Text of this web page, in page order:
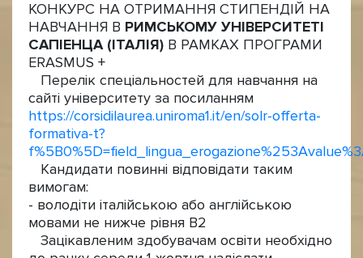
КОНКУРС НА ОТРИМАННЯ СТИПЕНДІЙ НА
НАВЧАННЯ В РИМСЬКОМУ УНІВЕРСИТЕТІ
САПІЕНЦА (ІТАЛІЯ) В РАМКАХ ПРОГРАМИ
ERASMUS +
Перелік спеціальностей для навчання на
сайті університету за посиланням
https://corsidilaurea.uniroma1.it/en/solr-offerta-
formativa-t?
Кандидати повинні відповідати таким
вимогам:
- володіти італійською або англійською
мовами не нижче рівня В2
Зацікавленим здобувачам освіти необхідно